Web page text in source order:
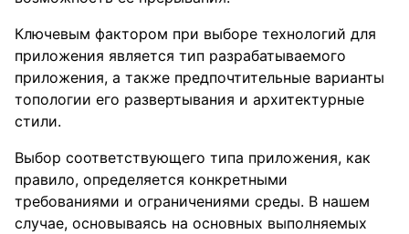
Ключевым фактором при выборе технологий для
приложения является тип разрабатываемого
приложения, а также предпочтительные варианты
топологии его развертывания и архитектурные
стили.
Выбор соответствующего типа приложения, как
правило, определяется конкретными
требованиями и ограничениями среды. В нашем
случае, основываясь на основных выполняемых